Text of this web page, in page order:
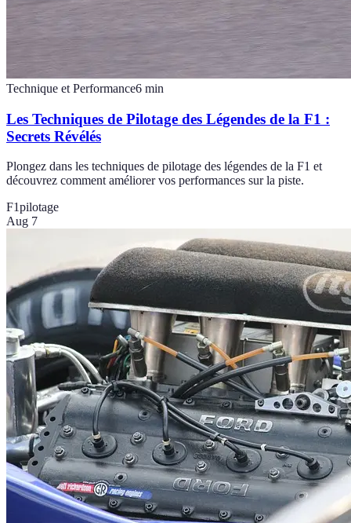
Technique et Performance6 min
Les Techniques de Pilotage des Légendes de la F1 :
Secrets Révélés
Plongez dans les techniques de pilotage des légendes de la F1 et
découvrez comment améliorer vos performances sur la piste.
F1pilotage
Aug 7